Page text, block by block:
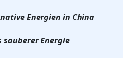
Energien in China
sauberer Energie